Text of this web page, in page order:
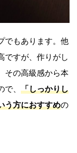
でもあります。他
ですが、作りがし
その高級感から本
、 「しっかりし
う方におすすめの